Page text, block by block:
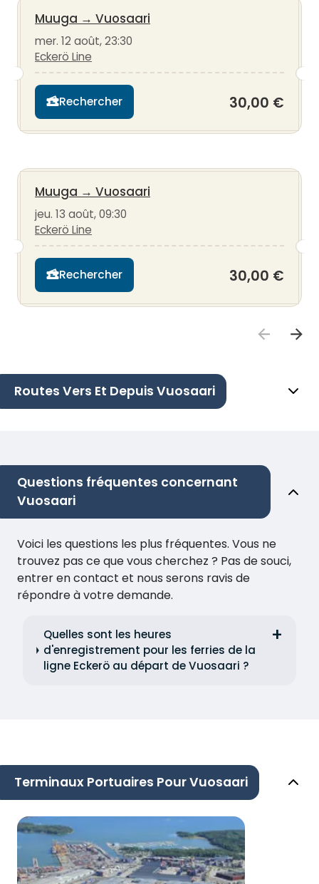
Muuga → Vuosaari
mer. 12 août, 23:30
Eckerö Line
Rechercher 30,00 €
Muuga → Vuosaari
jeu. 13 août, 09:30
Eckerö Line
Rechercher 30,00 €
Routes Vers Et Depuis Vuosaari
Questions fréquentes concernant
Vuosaari
Voici les questions les plus fréquentes. Vous ne
trouvez pas ce que vous cherchez ? Pas de souci,
entrer en contact et nous serons ravis de
répondre à votre demande.
Quelles sont les heures
d'enregistrement pour les ferries de la
ligne Eckerö au départ de Vuosaari ?
Terminaux Portuaires Pour Vuosaari